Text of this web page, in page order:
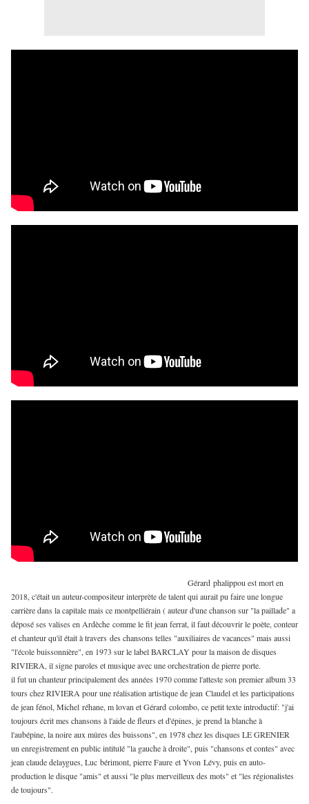
Gérard phalippou est mort en
2018, c'était un auteur-compositeur interprète de talent qui aurait pu faire une longue
carrière dans la capitale mais ce montpelliérain ( auteur d'une chanson sur "la paillade" a
déposé ses valises en Ardèche comme le fit jean ferrat, il faut découvrir le poète, conteur
et chanteur qu'il était à travers des chansons telles "auxiliaires de vacances" mais aussi
"l'école buissonnière", en 1973 sur le label BARCLAY pour la maison de disques
RIVIERA, il signe paroles et musique avec une orchestration de pierre porte.
il fut un chanteur principalement des années 1970 comme l'atteste son premier album 33
tours chez RIVIERA pour une réalisation artistique de jean Claudel et les participations
de jean fénol, Michel réhane, m lovan et Gérard colombo, ce petit texte introductif: "j'ai
toujours écrit mes chansons à l'aide de fleurs et d'épines, je prend la blanche à
l'aubépine, la noire aux mûres des buissons", en 1978 chez les disques LE GRENIER
un enregistrement en public intitulé "la gauche à droite", puis "chansons et contes" avec
jean claude delaygues, Luc bérimont, pierre Faure et Yvon Lévy, puis en auto-
production le disque "amis" et aussi "le plus merveilleux des mots" et "les régionalistes
de toujours".